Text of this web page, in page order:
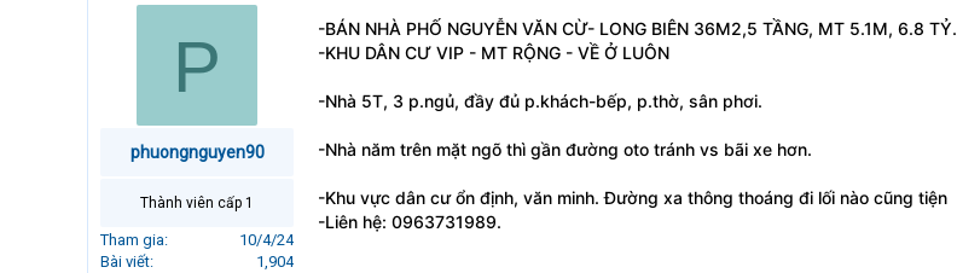
P
phuongnguyen90
Thành viên cấp 1
Tham gia
10/4/24
Bài viết
1,904
-BÁN NHÀ PHỐ NGUYỄN VĂN CỪ- LONG BIÊN 36M2,5 TẦNG, MT 5.1M, 6.8 TỶ.
-KHU DÂN CƯ VIP - MT RỘNG - VỀ Ở LUÔN
-Nhà 5T, 3 p.ngủ, đầy đủ p.khách-bếp, p.thờ, sân phơi.
-Nhà năm trên mặt ngõ thì gần đường oto tránh vs bãi xe hơn.
-Khu vực dân cư ổn định, văn minh. Đường xa thông thoáng đi lối nào cũng tiện
-Liên hệ: 0963731989.